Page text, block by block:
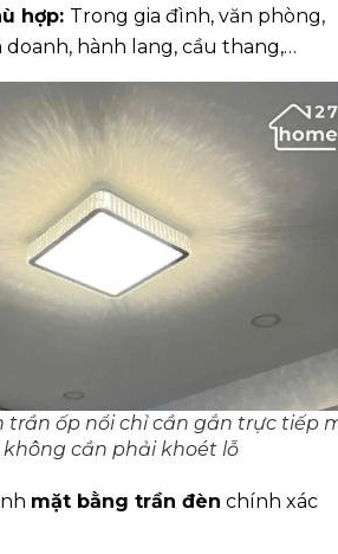
hợp: Trong gia đình, văn phòng,
hành lang, cầu thang,…
trần ốp nổi chỉ cần gắn trực tiếp
không cần phải khoét lỗ
mặt bằng trần đèn chính xác